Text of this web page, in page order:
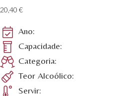
20,40 €
Ano:
Capacidade:
Categoria:
Teor Alcoólico:
Servir: